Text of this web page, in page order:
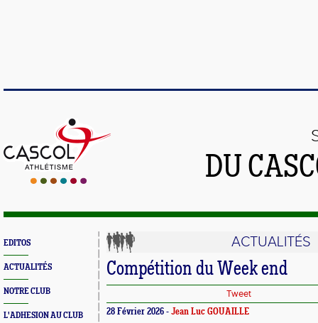
DU
EDITOS
ACTUALITÉS
NOTRE CLUB
L'ADHESION AU CLUB
ACTUALITÉS
Compétition du Week end
Tweet
28 Février 2026 - Jean Luc GOUAILLE